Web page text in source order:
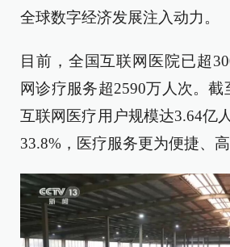
全球数字经济发展注入动力。
目前，全国互联网医院已超
网诊疗服务超2590万人次。截
互联网医疗用户规模达3.64亿
33.8%，医疗服务更为便捷、高